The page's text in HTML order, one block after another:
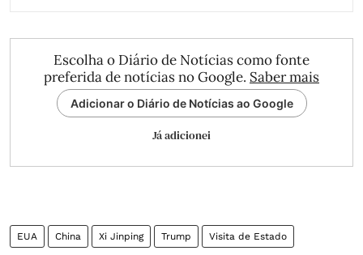
Escolha o Diário de Notícias como fonte
preferida de notícias no Google. Saber mais
Adicionar o Diário de Notícias ao Google
Já adicionei
EUA China Xi Jinping Trump Visita de Estado